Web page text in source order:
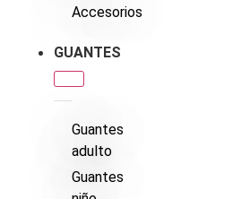
Accesorios
GUANTES
Guantes
adulto
Guantes